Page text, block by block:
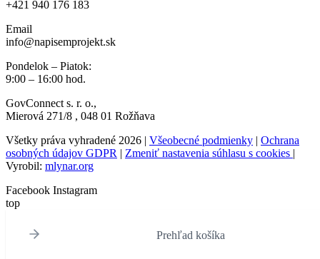
+421 940 176 183
Email
info@napisemprojekt.sk
Pondelok – Piatok:
9:00 – 16:00 hod.
GovConnect s. r. o.,
Mierová 271/8 , 048 01 Rožňava
Všetky práva vyhradené 2026 | Všeobecné podmienky | Ochrana
osobných údajov GDPR | Zmeniť nastavenia súhlasu s cookies |
Vyrobil: mlynar.org
Facebook Instagram
top
Prehľad košíka